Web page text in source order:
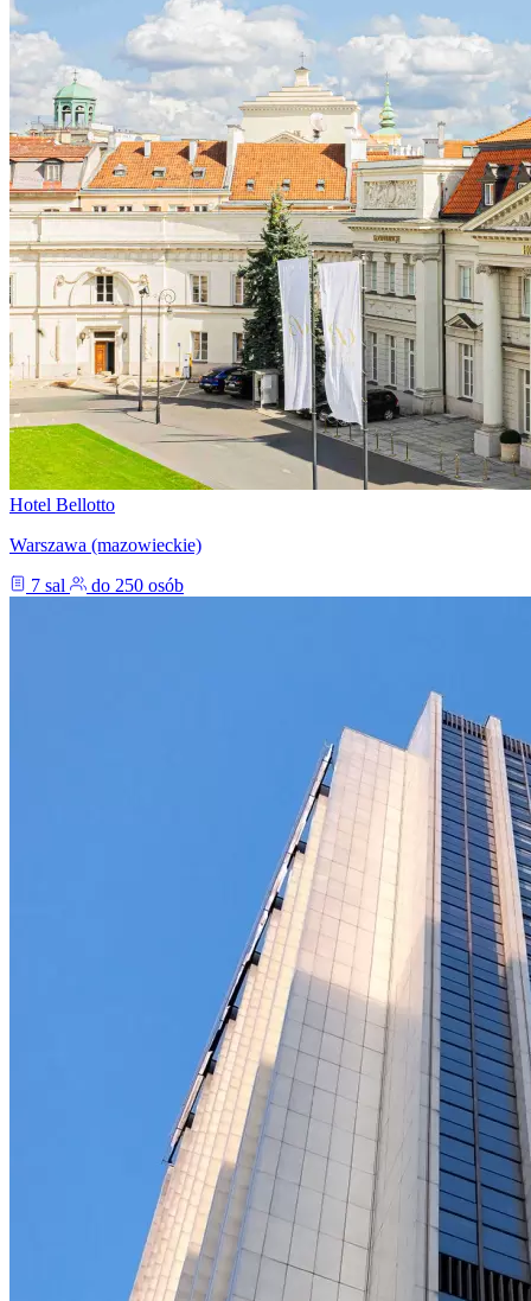
Hotel Bellotto
Warszawa (mazowieckie)
7 sal
do 250 osób